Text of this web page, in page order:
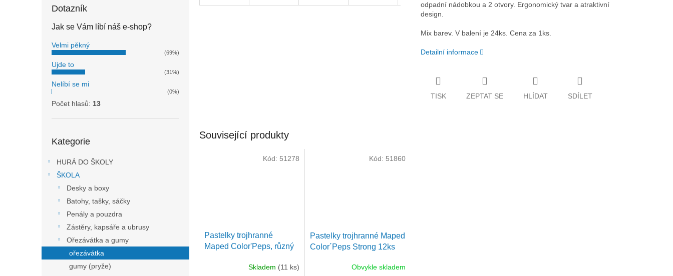
Dotazník
Jak se Vám líbí náš e-shop?
Velmi pěkný
(69%)
Ujde to
(31%)
Nelíbí se mi
(0%)
Počet hlasů: 13
kategorie
Kategorie
HURÁ DO ŠKOLY
ŠKOLA
Desky a boxy
Batohy, tašky, sáčky
Penály a pouzdra
Zástěry, kapsáře a ubrusy
Ořezávátka a gumy
ořezávátka
gumy (pryže)
odpadní nádobkou a 2 otvory. Ergonomický tvar a atraktivní
design.
Mix barev. V balení je 24ks. Cena za 1ks.
Detailní informace
TISK ZEPTAT SE HLÍDAT SDÍLET
Související produkty
Pastelky trojhranné
Maped Color'Peps, různý
Skladem (11 ks)
Kód: 51278
Pastelky trojhranné Maped
Color´Peps Strong 12ks
Obvykle skladem
Kód: 51860